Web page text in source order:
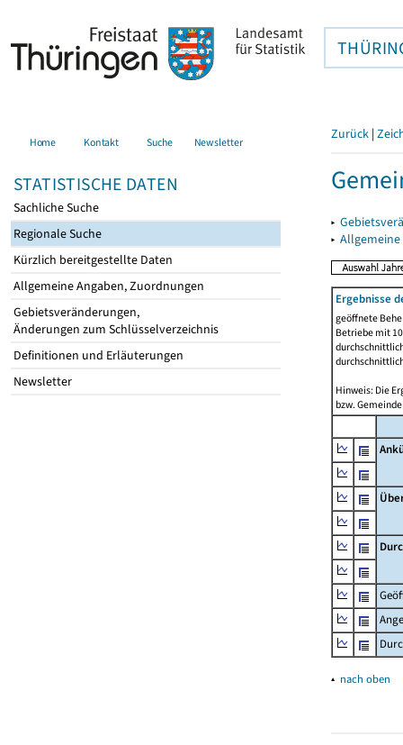
Home Kontakt Suche Newsletter
STATISTISCHE DATEN
Sachliche Suche
Regionale Suche
Kürzlich bereitgestellte Daten
Allgemeine Angaben, Zuordnungen
Gebietsveränderungen,
Änderungen zum Schlüsselverzeichnis
Definitionen und Erläuterungen
Newsletter
Zurück |
▸
▸
Ergebnisse
geöffnete
Betriebe mit
Hinweis: Die
bzw.
▴ nach oben